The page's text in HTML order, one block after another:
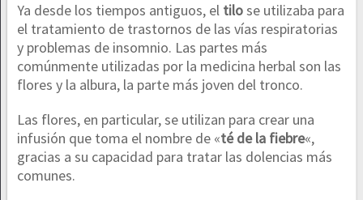
Ya desde los tiempos antiguos, el tilose utilizaba para
el tratamiento de trastornos de las vías respiratorias
y problemas de insomnio. Las partes más
comúnmente utilizadas por la medicina herbal son las
flores y la albura, la parte más joven del tronco.
Las flores, en particular, se utilizan para crear una
infusión que toma el nombre de «té de la fiebre«,
gracias a su capacidad para tratar las dolencias más
comunes.